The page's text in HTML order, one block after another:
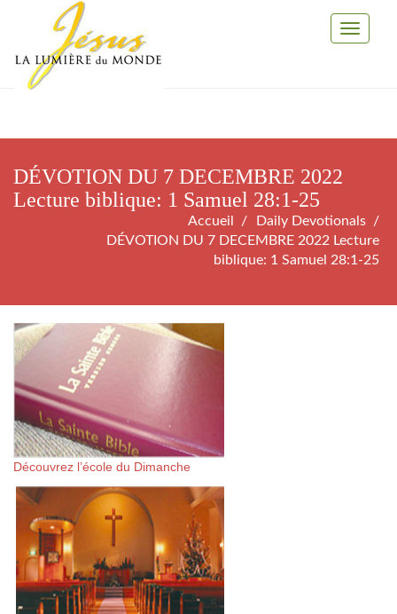
Toggle
DÉVOTION DU 7 DECEMBRE 2022
Lecture biblique: 1 Samuel 28:1-25
Accueil
Daily Devotionals
DÉVOTION DU 7 DECEMBRE 2022 Lecture
biblique: 1 Samuel 28:1-25
Découvrez l’école du Dimanche